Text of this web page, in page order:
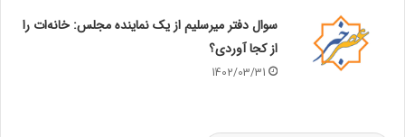
سوال دفتر میرسلیم از یک نماینده مجلس: خانه‌ات را
از کجا آوردی؟
1402/03/31